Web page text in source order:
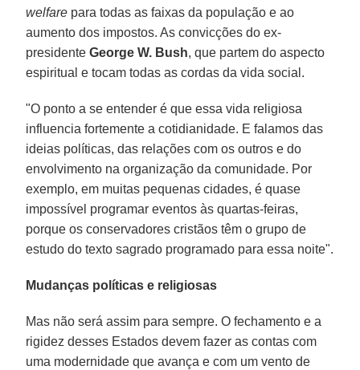
welfare para todas as faixas da população e ao
aumento dos impostos. As convicções do ex-
presidenteGeorge W. Bush, que partem do aspecto
espiritual e tocam todas as cordas da vida social.
"O ponto a se entender é que essa vida religiosa
influencia fortemente a cotidianidade. E falamos das
ideias políticas, das relações com os outros e do
envolvimento na organização da comunidade. Por
exemplo, em muitas pequenas cidades, é quase
impossível programar eventos às quartas-feiras,
porque os conservadores cristãos têm o grupo de
estudo do texto sagrado programado para essa noite".
Mudanças políticas e religiosas
Mas não será assim para sempre. O fechamento e a
rigidez desses Estados devem fazer as contas com
uma modernidade que avança e com um vento de